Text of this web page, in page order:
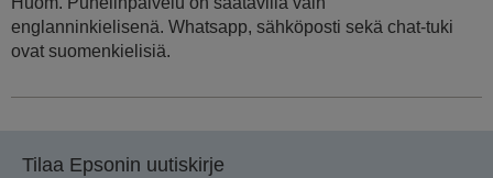
englanninkielisenä. Whatsapp, sähköposti sekä chat-tuki
ovat suomenkielisiä.
Tilaa Epsonin uutiskirje